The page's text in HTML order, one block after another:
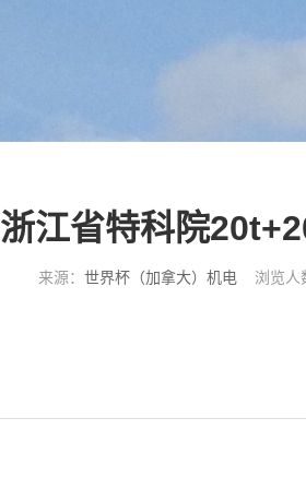
浙江省特科院
来源： 世界杯（加拿大）机电 浏览人